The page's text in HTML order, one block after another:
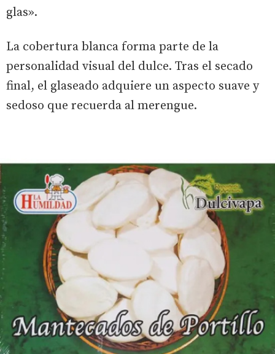
glas».
La cobertura blanca forma parte de la
personalidad visual del dulce. Tras el secado
final, el glaseado adquiere un aspecto suave y
sedoso que recuerda al merengue.